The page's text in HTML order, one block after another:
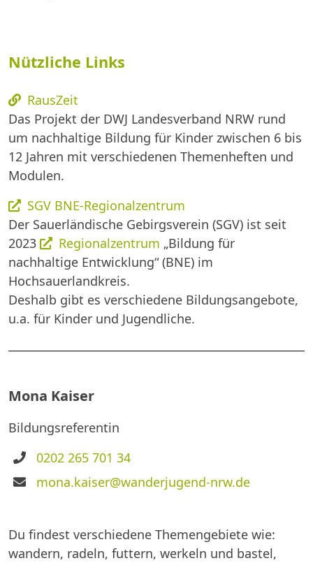
Nützliche Links
RausZeit
Das Projekt der DWJ Landesverband NRW rund
um nachhaltige Bildung für Kinder zwischen 6 bis
12 Jahren mit verschiedenen Themenheften und
Modulen.
SGV BNE-Regionalzentrum
Der Sauerländische Gebirgsverein (SGV) ist seit
2023
Regionalzentrum „Bildung für
nachhaltige Entwicklung“ (BNE) im
Hochsauerlandkreis.
Deshalb gibt es verschiedene Bildungsangebote,
u.a. für Kinder und Jugendliche.
Mona Kaiser
Bildungsreferentin
Telefon
0202 265 701 34
E-
mona.kaiser@wanderjugend-nrw.de
Du findest verschiedene Themengebiete wie:
wandern, radeln, futtern, werkeln und bastel,